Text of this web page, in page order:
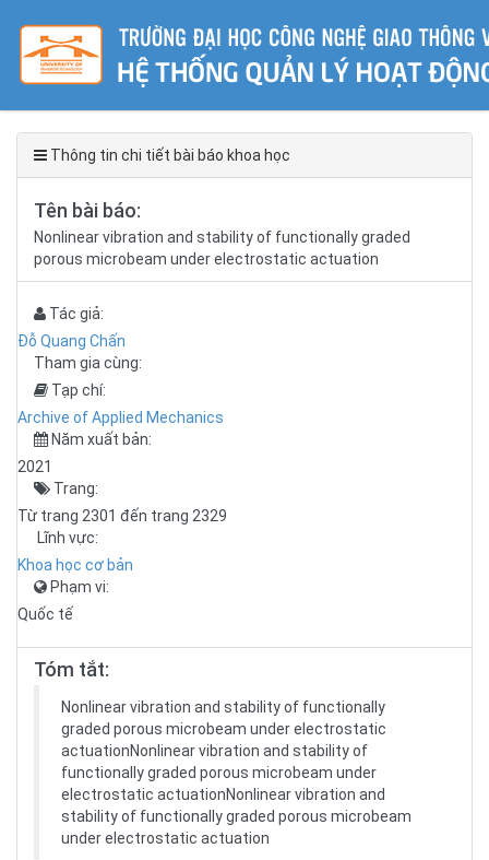
Thông tin chi tiết bài báo khoa học
Tên bài báo:
Nonlinear vibration and stability of functionally graded
porous microbeam under electrostatic actuation
Tác giả:
Đỗ Quang Chấn
Tham gia cùng:
Tạp chí:
Archive of Applied Mechanics
Năm xuất bản:
2021
Trang:
Từ trang 2301 đến trang 2329
Lĩnh vực:
Khoa học cơ bản
Phạm vi:
Quốc tế
Tóm tắt:
Nonlinear vibration and stability of functionally
graded porous microbeam under electrostatic
actuationNonlinear vibration and stability of
functionally graded porous microbeam under
electrostatic actuationNonlinear vibration and
stability of functionally graded porous microbeam
under electrostatic actuation